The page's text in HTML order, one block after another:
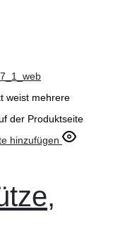
weist mehrere
der Produktseite
hinzufügen